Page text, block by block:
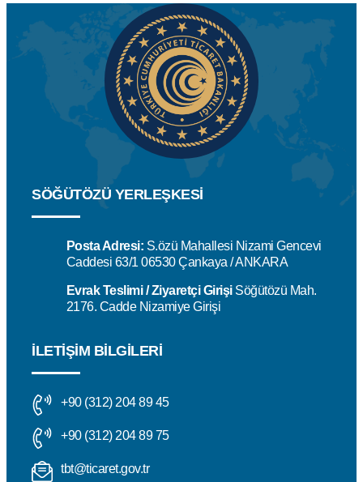
SÖĞÜTÖZÜ YERLEŞKESİ
Posta Adresi: S.özü Mahallesi Nizami Gencevi
Caddesi 63/1 06530 Çankaya / ANKARA
Evrak Teslimi / Ziyaretçi GirişiSöğütözü Mah.
2176. Cadde Nizamiye Girişi
İLETIŞIM BILGILERI
+90 (312) 204 89 45
+90 (312) 204 89 75
tbt@ticaret.gov.tr